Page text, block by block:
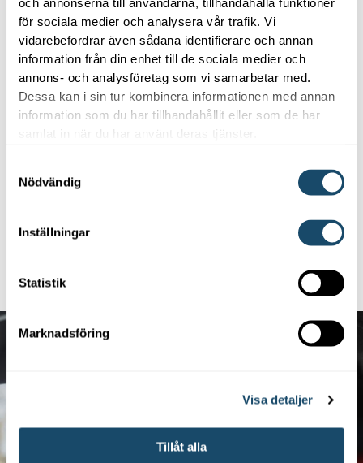
och annonserna till användarna, tillhandahålla funktioner
för sociala medier och analysera vår trafik. Vi
vidarebefordrar även sådana identifierare och annan
information från din enhet till de sociala medier och
annons- och analysföretag som vi samarbetar med.
Dessa kan i sin tur kombinera informationen med annan
information som du har tillhandahållit eller som de har
samlat in när du har använt deras tjänster.
Nödvändig
Inställningar
Statistik
Marknadsföring
Visa detaljer
Tillåt alla
Trygg med Enwell
Som kund hos oss får du en samlad kontakt med
kompetenta på det vi gör och är din partner över en
lång tid. Vi erbjuder även finansiering oberoende om